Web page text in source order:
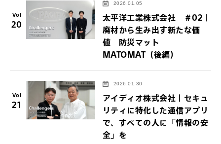
Vol
20
2026.01.05
太平洋工業株式会社 ＃02｜
廃材から生み出す新たな価
値 防災マット
MATOMAT（後編）
Vol
21
2026.01.30
アイディオ株式会社｜セキュ
リティに特化した通信アプリ
で、すべての人に「情報の安
全」を